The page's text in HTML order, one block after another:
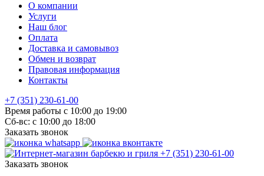
О компании
Услуги
Наш блог
Оплата
Доставка и самовывоз
Обмен и возврат
Правовая информация
Контакты
+7 (351) 230-61-00
Время работы с 10:00 до 19:00
Сб-вс: с 10:00 до 18:00
Заказать звонок
+7 (351) 230-61-00
Заказать звонок